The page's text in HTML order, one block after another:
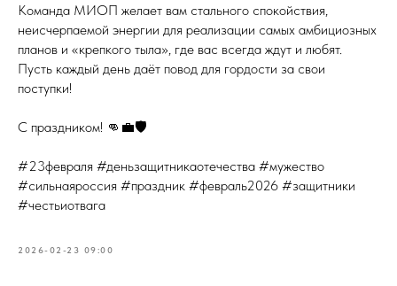
Команда МИОП желает вам стального спокойствия,
неисчерпаемой энергии для реализации самых амбициозных
планов и «крепкого тыла», где вас всегда ждут и любят.
Пусть каждый день даёт повод для гордости за свои
поступки!
С праздником! 👊💼🛡
#23февраля #деньзащитникаотечества #мужество
#сильнаяроссия #праздник #февраль2026 #защитники
#честьиотвага
2026-02-23 09:00